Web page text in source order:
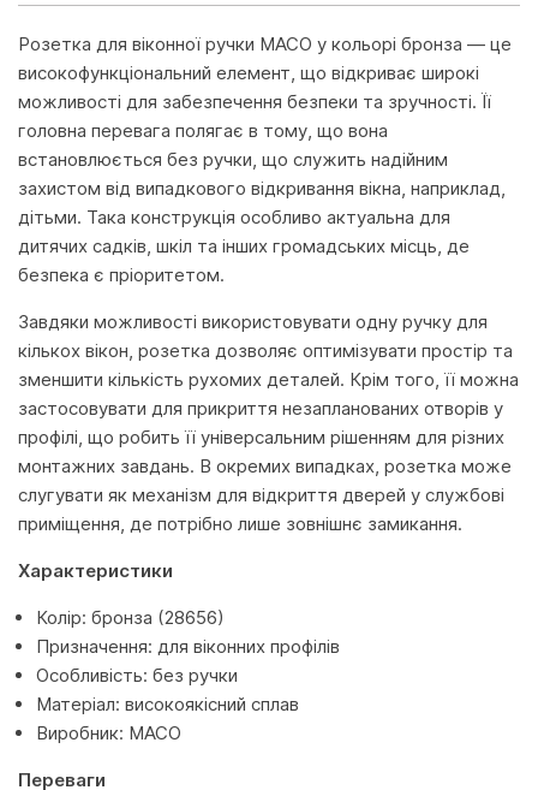
Розетка для віконної ручки MACO у кольорі бронза — це
високофункціональний елемент, що відкриває широкі
можливості для забезпечення безпеки та зручності. Її
головна перевага полягає в тому, що вона
встановлюється без ручки, що служить надійним
захистом від випадкового відкривання вікна, наприклад,
дітьми. Така конструкція особливо актуальна для
дитячих садків, шкіл та інших громадських місць, де
безпека є пріоритетом.
Завдяки можливості використовувати одну ручку для
кількох вікон, розетка дозволяє оптимізувати простір та
зменшити кількість рухомих деталей. Крім того, її можна
застосовувати для прикриття незапланованих отворів у
профілі, що робить її універсальним рішенням для різних
монтажних завдань. В окремих випадках, розетка може
слугувати як механізм для відкриття дверей у службові
приміщення, де потрібно лише зовнішнє замикання.
Характеристики
Колір: бронза (28656)
Призначення: для віконних профілів
Особливість: без ручки
Матеріал: високоякісний сплав
Виробник: MACO
Переваги